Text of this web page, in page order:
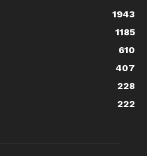
1943
1185
610
407
228
222